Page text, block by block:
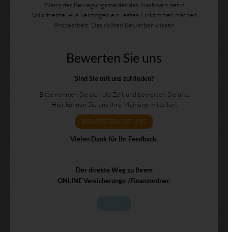
Wenn der Bewegungsmelder des Nachbarn nervt
Sofortrente: Aus Vermögen ein festes Einkommen machen
Probearbeit: Das sollten Bewerber wissen
Bewerten Sie uns
Sind Sie mit uns zufrieden?
Bitte nehmen Sie sich die Zeit und bewerten Sie uns.
Hier können Sie uns Ihre Meinung mitteilen:
BEWERTEN SIE UNS
Vielen Dank für Ihr Feedback.
Der direkte Weg zu Ihrem
ONLINE Versicherungs-/Finanzordner: